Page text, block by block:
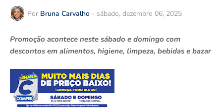
Por Bruna Carvalho - sábado, dezembro 06, 2025
Promoção acontece neste sábado e domingo com
descontos em alimentos, higiene, limpeza, bebidas e bazar